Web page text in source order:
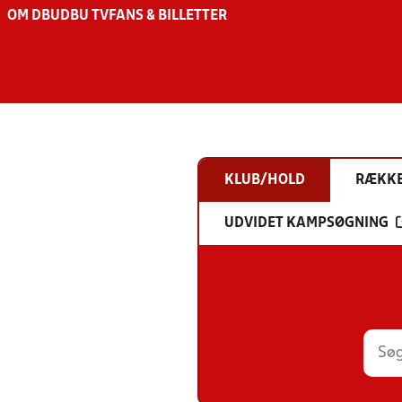
OM DBU DBU TV FANS & BILLETTER
KLUB/HOLD
UDVIDET KAMPSØGNING